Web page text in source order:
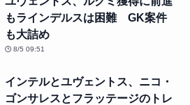
もラインデルスは困難 GK案件
も大詰め
8/5 09:51
インテルとユヴェントス、ニコ・
ゴンサレスとフラッテージのトレ